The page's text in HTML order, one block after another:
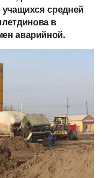
учащихся средней
в
аварийной.